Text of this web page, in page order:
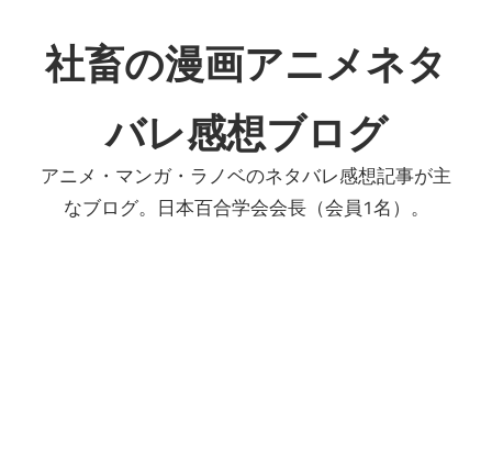
ン
テ
へ
社畜の漫画アニメネタ
バレ感想ブログ
アニメ・マンガ・ラノベのネタバレ感想記事が主
なブログ。日本百合学会会長（会員1名）。